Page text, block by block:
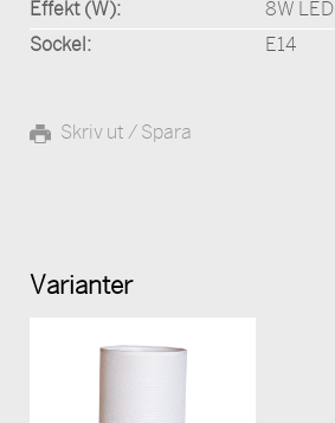
Effekt (W):
8W LED
Sockel:
E14
Skriv ut / Spara
Varianter